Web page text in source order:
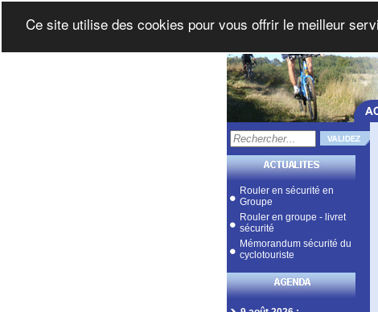
Rouler en sécurité en
Groupe
Rouler en groupe - livret
sécurité
Mémorandum sécurité du
cyclotouriste
Ce site utilise des cookies pour vous offrir le meilleur